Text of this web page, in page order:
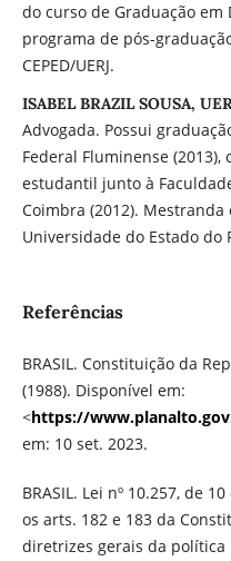
do curso de Graduação em
programa de pós-
CEPED/UERJ.
ISABEL BRAZIL SOUSA,
Advogada. Possui
Federal Fluminense
estudantil junto à
Coimbra (2012).
Universidade do Estado do
Referências
BRASIL. Constituição da
(1988). Disponível em:
<https://
em: 10 set. 2023.
BRASIL. Lei nº 10.257, de
os arts. 182 e 183 da
diretrizes gerais da política